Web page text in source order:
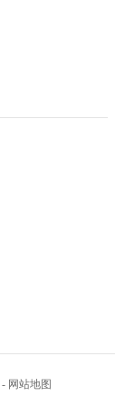
- 网站地图